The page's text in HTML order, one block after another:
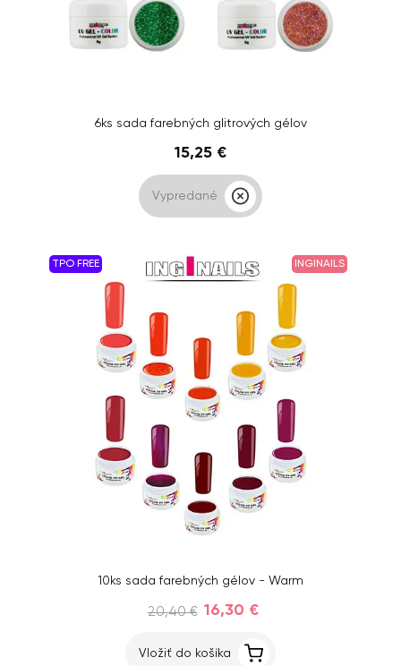
6ks sada farebných glitrových gélov
15,25 €
Vypredané
TPO FREE INGINAILS
10ks sada farebných gélov - Warm
20,40 € 16,30 €
Vložiť do košíka